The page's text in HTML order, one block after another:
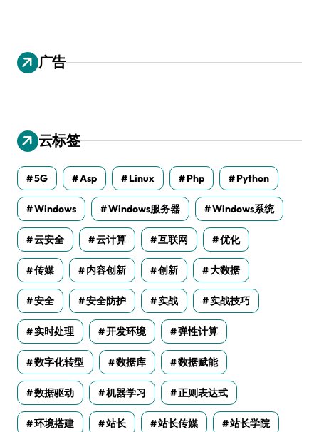
广告
云标签
5G Asp Linux Php Python
Windows Windows服务器 Windows系统
云安全 云计算 互联网 优化
传媒 内容创新 创新 大数据
安全 安全防护 实战 实战技巧
实时处理 开发环境 弹性计算
数字化转型 数据库 数据赋能
数据驱动 机器学习 正则表达式
环境搭建 站长 站长传媒 站长学院